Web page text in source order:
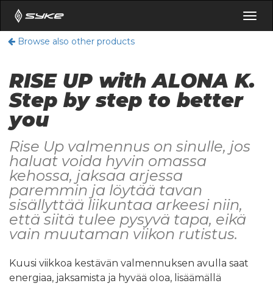
Browse also other products
RISE UP with ALONA K.
Step by step to better
you
Rise Up valmennus on sinulle, jos
haluat voida hyvin omassa
kehossa, jaksaa arjessa
paremmin ja löytää tavan
sisällyttää liikuntaa arkeesi niin,
että siitä tulee pysyvä tapa, eikä
vain muutaman viikon rutistus.
Kuusi viikkoa kestävän valmennuksen avulla saat
energiaa, jaksamista ja hyvää oloa, lisäämällä